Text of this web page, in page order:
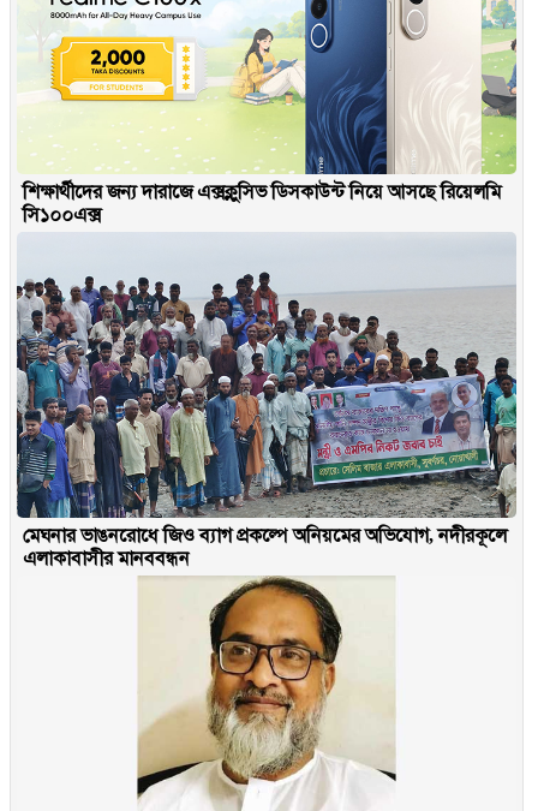
শিক্ষার্থীদের জন্য দারাজে এক্সক্লুসিভ ডিসকাউন্ট নিয়ে আসছে রিয়েলমি
সি১০০এক্স
মেঘনার ভাঙনরোধে জিও ব্যাগ প্রকল্পে অনিয়মের অভিযোগ, নদীরকূলে
এলাকাবাসীর মানববন্ধন